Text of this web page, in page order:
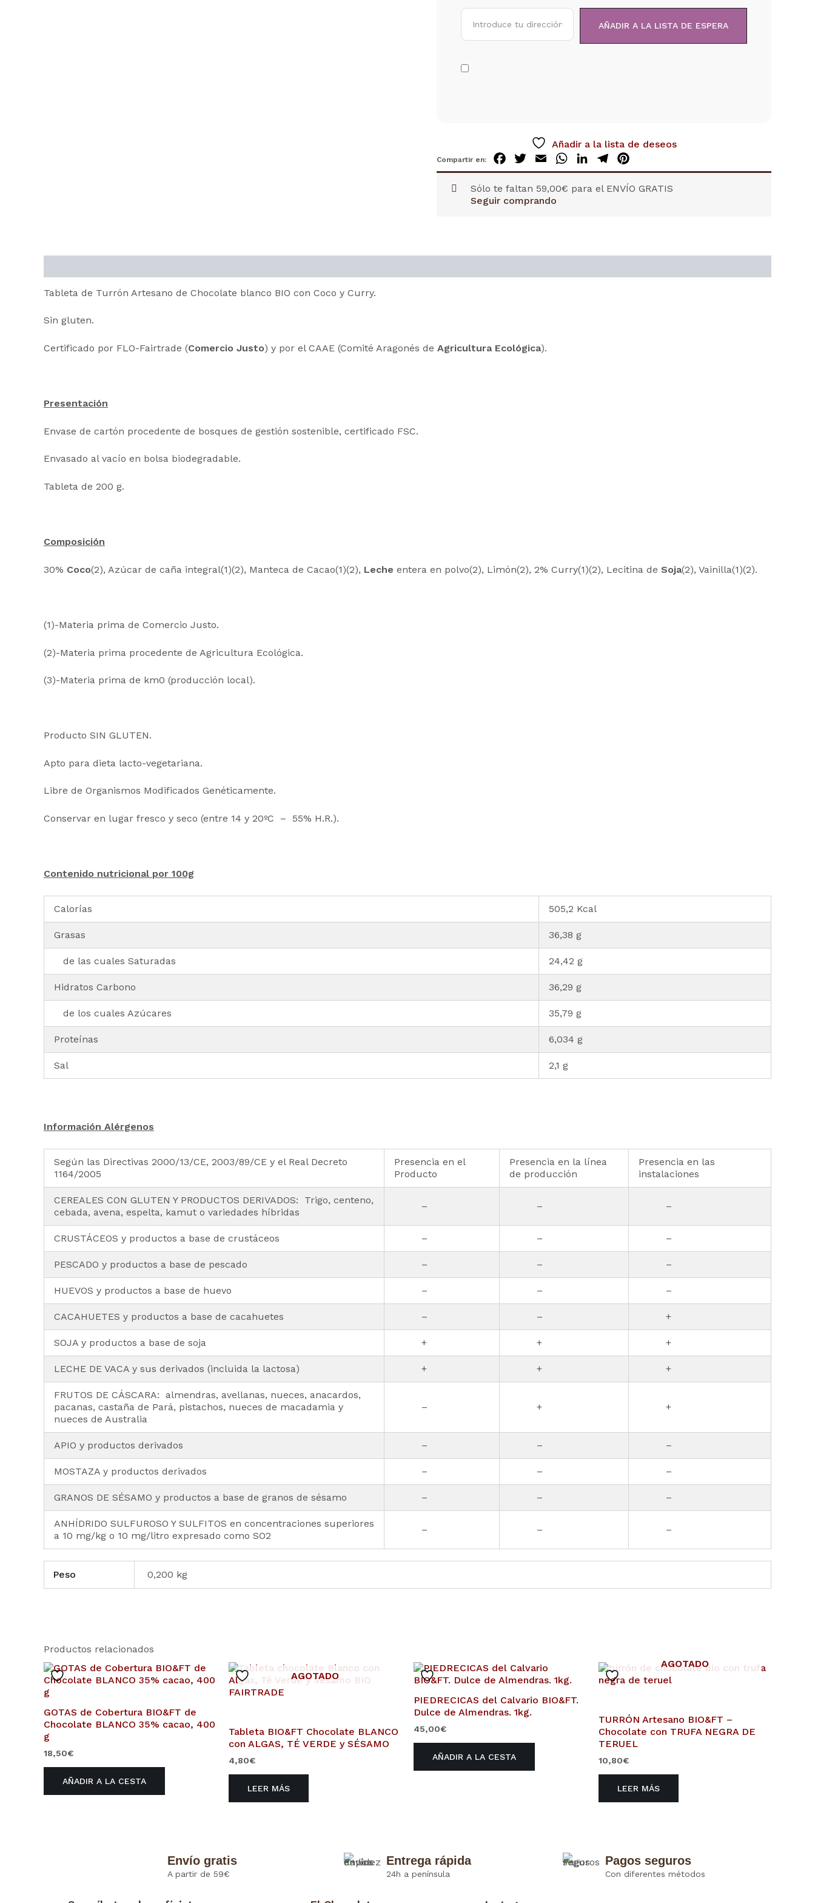
Añadir a la lista de deseos
FacebookTwitterEmail WhatsApp
LinkedInTelegram
Sólo te faltan 59,00€ para el ENVÍO GRATIS
Seguir comprando
Tableta de Turrón Artesano de Chocolate blanco BIO con Coco y Curry.
Sin gluten.
Certificado por FLO-Fairtrade (Comercio Justo) y por el CAAE (Comité Aragonés de Agricultura Ecológica).
Presentación
Envase de cartón procedente de bosques de gestión sostenible, certificado FSC.
Envasado al vacío en bolsa biodegradable.
Tableta de 200 g.
Composición
30% Coco(2), Azúcar de caña integral(1)(2), Manteca de Cacao(1)(2), Leche entera en polvo(2), Limón(2), 2% Curry(1)(2), Lecitina de Soja(2), Vainilla(1)(2).
(1)-Materia prima de Comercio Justo.
(2)-Materia prima procedente de Agricultura Ecológica.
(3)-Materia prima de km0 (producción local).
Producto SIN GLUTEN.
Apto para dieta lacto-vegetariana.
Libre de Organismos Modificados Genéticamente.
Conservar en lugar fresco y seco (entre 14 y 20ºC – 55% H.R.).
Contenido nutricional por 100g
Calorías 505,2 Kcal
Grasas 36,38 g
de las cuales Saturadas 24,42 g
Hidratos Carbono 36,29 g
de los cuales Azúcares 35,79 g
Proteínas 6,034 g
Sal 2,1 g
Información Alérgenos
Según las Directivas 2000/13/CE, 2003/89/CE y el Real Decreto
1164/2005
Presencia en el
Producto
Presencia en la línea
de producción
Presencia en las
instalaciones
CEREALES CON GLUTEN Y PRODUCTOS DERIVADOS: Trigo, centeno,
cebada, avena, espelta, kamut o variedades híbridas
– – –
CRUSTÁCEOS y productos a base de crustáceos – – –
PESCADO y productos a base de pescado – – –
HUEVOS y productos a base de huevo – – –
CACAHUETES y productos a base de cacahuetes – – +
SOJA y productos a base de soja + + +
LECHE DE VACA y sus derivados (incluida la lactosa) + + +
FRUTOS DE CÁSCARA: almendras, avellanas, nueces, anacardos,
pacanas, castaña de Pará, pistachos, nueces de macadamia y
nueces de Australia
– + +
APIO y productos derivados – – –
MOSTAZA y productos derivados – – –
GRANOS DE SÉSAMO y productos a base de granos de sésamo – – –
ANHÍDRIDO SULFUROSO Y SULFITOS en concentraciones superiores
a 10 mg/kg o 10 mg/litro expresado como SO2
– – –
Peso 0,200 kg
Productos relacionados
GOTAS de Cobertura BIO&FT de
Chocolate BLANCO 35% cacao, 400
g
18,50€
AÑADIR A LA CESTA
AGOTADO
Tableta BIO&FT Chocolate BLANCO
con ALGAS, TÉ VERDE y SÉSAMO
4,80€
LEER MÁS
PIEDRECICAS del Calvario BIO&FT.
Dulce de Almendras. 1kg.
45,00€
AÑADIR A LA CESTA
AGOTADO
TURRÓN Artesano BIO&FT –
Chocolate con TRUFA NEGRA DE
TERUEL
10,80€
LEER MÁS
Envío gratis
A partir de 59€
Entrega rápida
24h a península
Pagos seguros
Con diferentes métodos